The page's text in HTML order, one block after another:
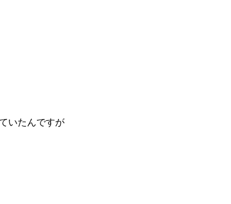
いたんですが